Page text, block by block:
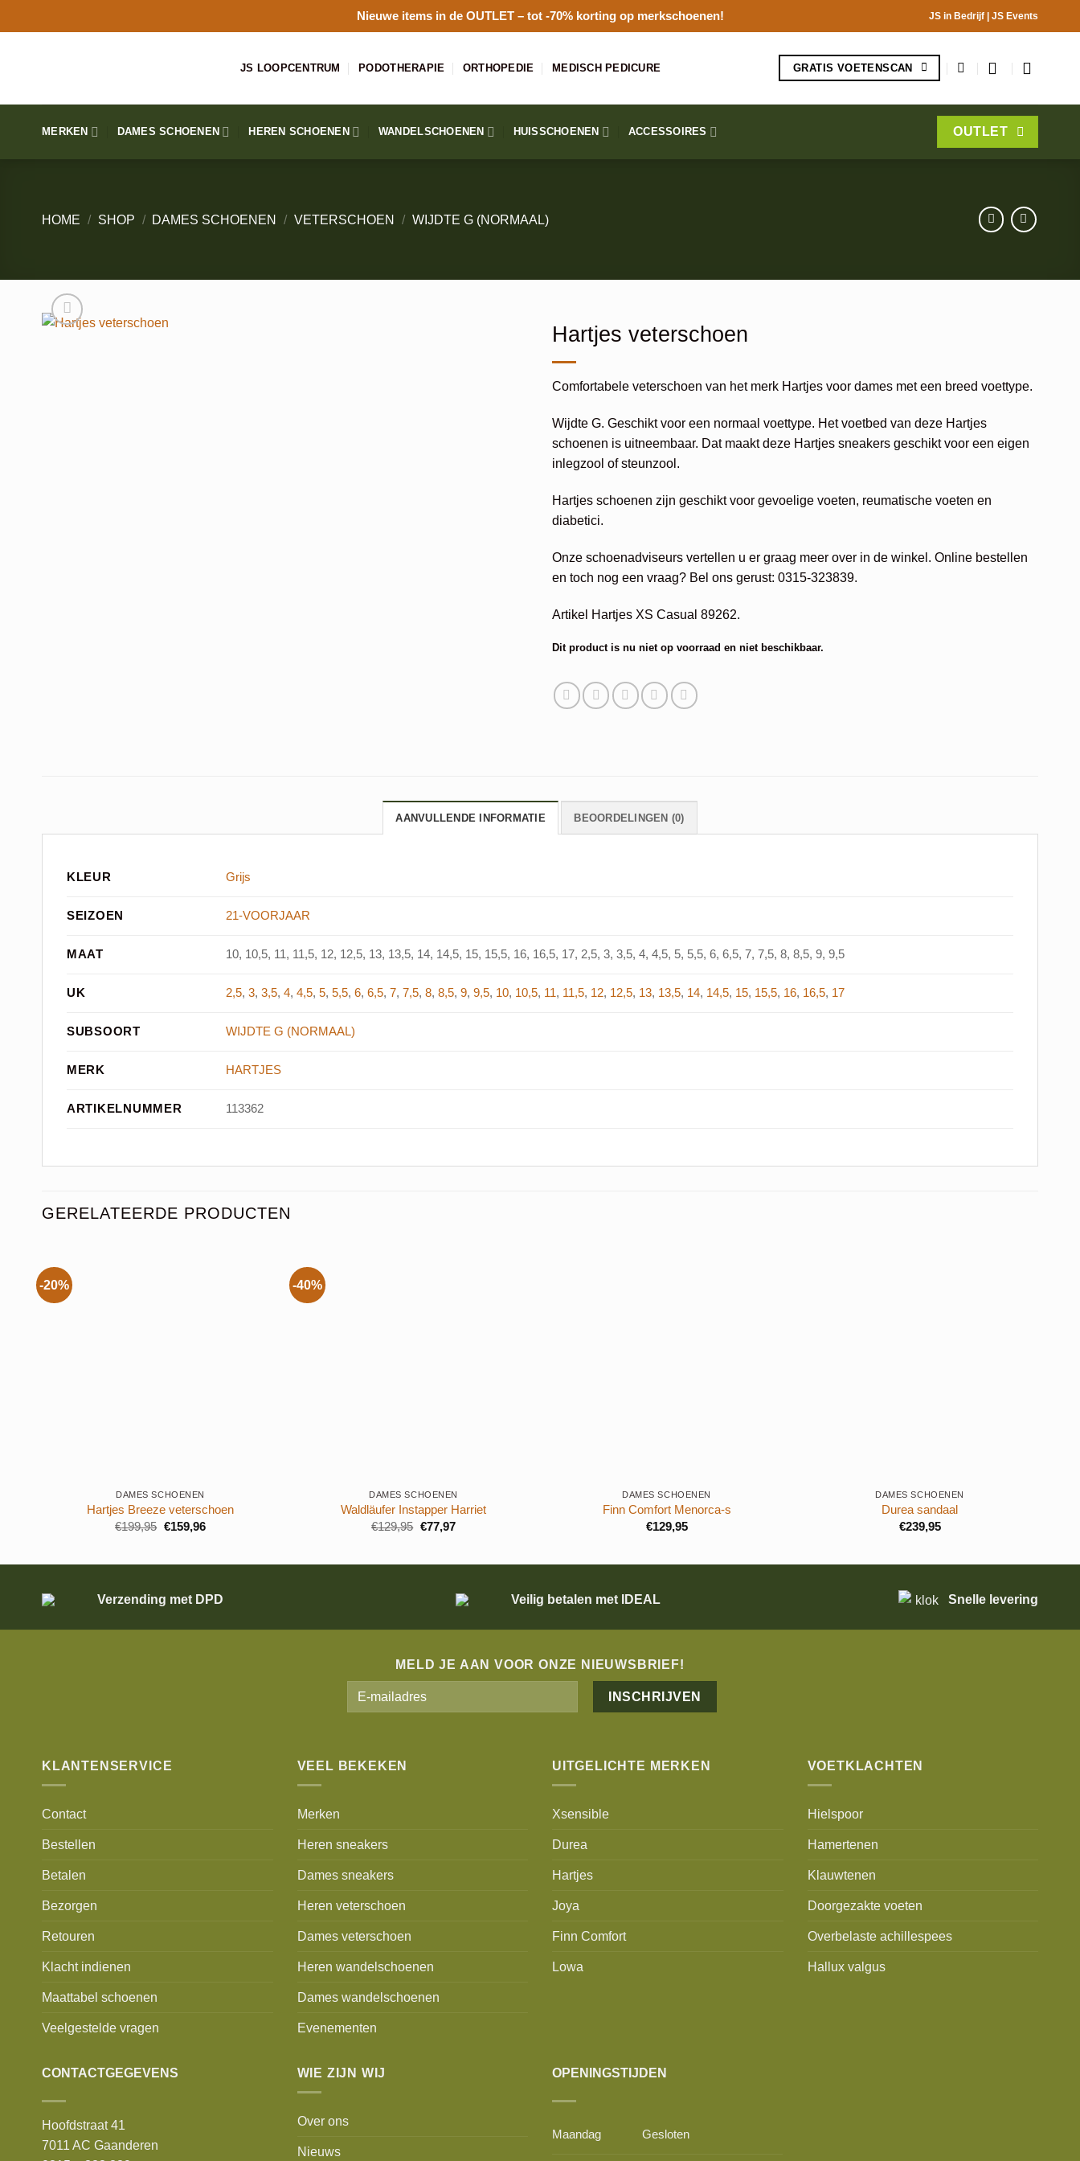
naar
Nieuwe items in de OUTLET– tot -70% korting op merkschoenen! JS in Bedrijf | JS Events
JS LOOPCENTRUM PODOTHERAPIE ORTHOPEDIE MEDISCH PEDICURE GRATIS VOETENSCAN
MERKEN DAMES SCHOENEN HEREN SCHOENEN WANDELSCHOENEN HUISSCHOENEN ACCESSOIRES OUTLET
HOME / SHOP / DAMES SCHOENEN / VETERSCHOEN / WIJDTE G (NORMAAL)
Hartjes veterschoen
Comfortabele veterschoen van het merk Hartjes voor dames met een breed voettype.
Wijdte G. Geschikt voor een normaal voettype. Het voetbed van deze Hartjes
schoenen is uitneembaar. Dat maakt deze Hartjes sneakers geschikt voor een eigen
inlegzool of steunzool.
Hartjes schoenen zijn geschikt voor gevoelige voeten, reumatische voeten en
diabetici.
Onze schoenadviseurs vertellen u er graag meer over in de winkel. Online bestellen
en toch nog een vraag? Bel ons gerust: 0315-323839.
Artikel Hartjes XS Casual 89262.
Dit product is nu niet op voorraad en niet beschikbaar.
Alternative:
AANVULLENDE INFORMATIE BEOORDELINGEN (0)
KLEUR Grijs
SEIZOEN 21-VOORJAAR
MAAT 10, 10,5, 11, 11,5, 12, 12,5, 13, 13,5, 14, 14,5, 15, 15,5, 16, 16,5, 17, 2,5, 3, 3,5, 4, 4,5, 5, 5,5, 6, 6,5, 7, 7,5, 8, 8,5, 9, 9,5
UK 2,5,3,3,5,4,4,5,5,5,5,6,6,5,7,7,5,8,8,5,9,9,5, 10, 10,5, 11, 11,5, 12, 12,5, 13, 13,5, 14, 14,5, 15, 15,5, 16, 16,5, 17
SUBSOORT WIJDTE G (NORMAAL)
MERK HARTJES
ARTIKELNUMMER 113362
GERELATEERDE PRODUCTEN
-20%
DAMES SCHOENEN
Hartjes Breeze veterschoen
€199,95 Oorspronkelijke
€159,96Huidige
-40%
DAMES SCHOENEN
Waldläufer Instapper Harriet
€129,95 Oorspronkelijke
€77,97Huidige
DAMES SCHOENEN
Finn Comfort Menorca-s
€129,95
DAMES SCHOENEN
Durea sandaal
€239,95
Verzending met DPD Veilig betalen met IDEAL Snelle levering
MELD JE AAN VOOR ONZE NIEUWSBRIEF!
KLANTENSERVICE
Contact
Bestellen
Betalen
Bezorgen
Retouren
Klacht indienen
Maattabel schoenen
Veelgestelde vragen
VEEL BEKEKEN
Merken
Heren sneakers
Dames sneakers
Heren veterschoen
Dames veterschoen
Heren wandelschoenen
Dames wandelschoenen
Evenementen
UITGELICHTE MERKEN
Xsensible
Durea
Hartjes
Joya
Finn Comfort
Lowa
VOETKLACHTEN
Hielspoor
Hamertenen
Klauwtenen
Doorgezakte voeten
Overbelaste achillespees
Hallux valgus
CONTACTGEGEVENS
Hoofdstraat 41
7011 AC Gaanderen
WIE ZIJN WIJ
Over ons
Nieuws
OPENINGSTIJDEN
Maandag Gesloten